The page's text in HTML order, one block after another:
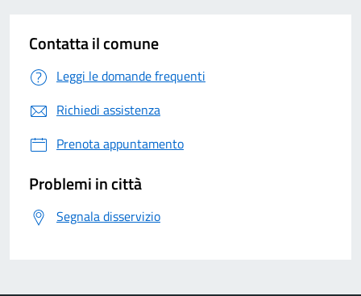
Contatta il comune
Leggi le domande frequenti
Richiedi assistenza
Prenota appuntamento
Problemi in città
Segnala disservizio